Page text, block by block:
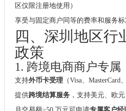
区仅限注册地使用）
享受与固定商户同等的费率和服务
四、深圳地区行
政策
1. 跨境电商商户专属
支持外币卡受理（Visa、MasterCard
提供跨境结算服务，支持美元、欧